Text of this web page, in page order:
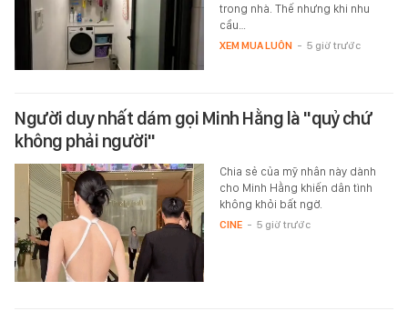
trong nhà. Thế nhưng khi nhu
cầu…
XEM MUA LUÔN - 5 giờ trước
Người duy nhất dám gọi Minh Hằng là "quỷ chứ
không phải người"
Chia sẻ của mỹ nhân này dành
cho Minh Hằng khiến dân tình
không khỏi bất ngờ.
CINE - 5 giờ trước